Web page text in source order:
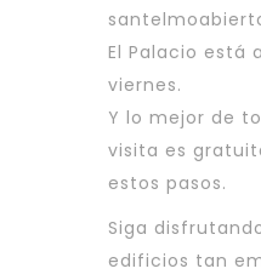
El Palacio está
viernes.
Y lo mejor de
visita es
estos pasos.
Siga
edificios tan